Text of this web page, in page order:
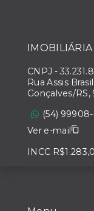
IMOBILIÁRIA
CNPJ -
Rua Assis
Gonçalves/
(54)
Ver e-mail
INCC